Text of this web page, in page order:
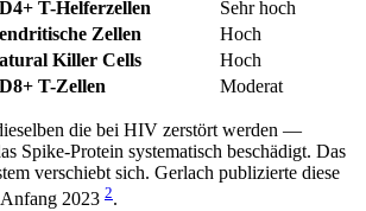
T-Helferzellen
Sehr hoch
Zellen
Hoch
Killer Cells
Hoch
T-Zellen Moderat
die bei HIV zerstört werden —
Spike-Protein systematisch beschädigt. Das
verschiebt sich. Gerlach publizierte diese
2023 2.